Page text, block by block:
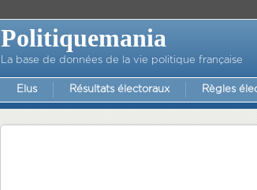
Politiquemania
La base de données de la vie politique française
Elus Résultats électoraux Règles